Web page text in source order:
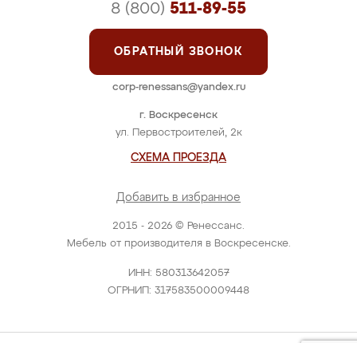
2015 - 2026 © Ренессанс.
Мебель от производителя в Воскресенске.
ИНН: 580313642057
ОГРНИП: 317583500009448
г. Воскресенск
ул. Первостроителей, 2к
СХЕМА ПРОЕЗДА
Добавить в избранное
8 (800) 511-89-55
ОБРАТНЫЙ ЗВОНОК
corp-renessans@yandex.ru